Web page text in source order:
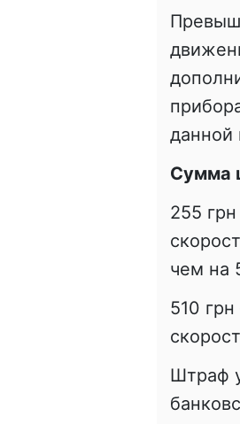
данной
Сумма
255
чем на
510
Штраф